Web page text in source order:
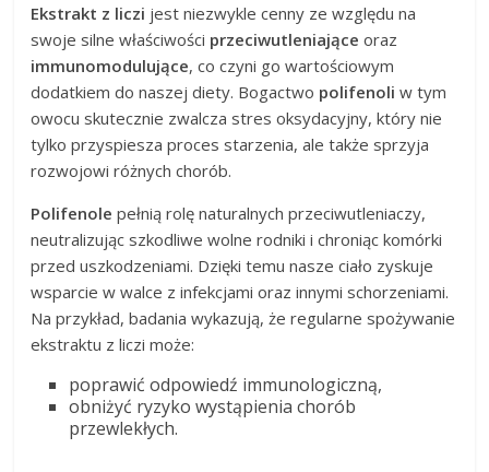
Ekstrakt z liczi jest niezwykle cenny ze względu na
swoje silne właściwości przeciwutleniające oraz
immunomodulujące, co czyni go wartościowym
dodatkiem do naszej diety. Bogactwo polifenoli w tym
owocu skutecznie zwalcza stres oksydacyjny, który nie
tylko przyspiesza proces starzenia, ale także sprzyja
rozwojowi różnych chorób.
Polifenole pełnią rolę naturalnych przeciwutleniaczy,
neutralizując szkodliwe wolne rodniki i chroniąc komórki
przed uszkodzeniami. Dzięki temu nasze ciało zyskuje
wsparcie w walce z infekcjami oraz innymi schorzeniami.
Na przykład, badania wykazują, że regularne spożywanie
ekstraktu z liczi może:
poprawić odpowiedź immunologiczną,
obniżyć ryzyko wystąpienia chorób
przewlekłych.